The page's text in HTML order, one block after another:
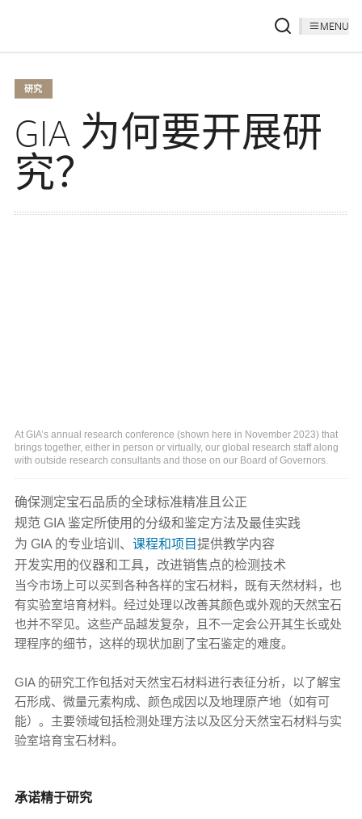
MENU
研究
GIA 为何要开展研
究？
At GIA’s annual research conference (shown here in November 2023) that
brings together, either in person or virtually, our global research staff along
with outside research consultants and those on our Board of Governors.
确保测定宝石品质的全球标准精准且公正
规范 GIA 鉴定所使用的分级和鉴定方法及最佳实践
为 GIA 的专业培训、 课程和项目提供教学内容
开发实用的仪器和工具，改进销售点的检测技术
当今市场上可以买到各种各样的宝石材料，既有天然材料，也
有实验室培育材料。经过处理以改善其颜色或外观的天然宝石
也并不罕见。这些产品越发复杂，且不一定会公开其生长或处
理程序的细节，这样的现状加剧了宝石鉴定的难度。
GIA 的研究工作包括对天然宝石材料进行表征分析，以了解宝
石形成、微量元素构成、颜色成因以及地理原产地（如有可
能）。主要领域包括检测处理方法以及区分天然宝石材料与实
验室培育宝石材料。
承诺精于研究